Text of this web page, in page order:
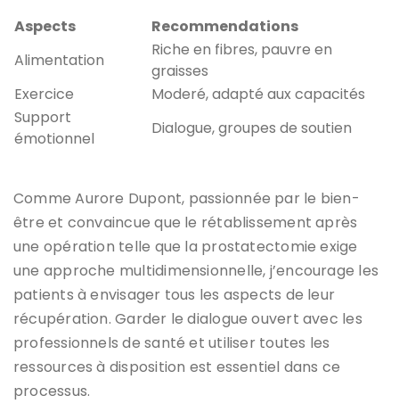
Aspects
Recommendations
Alimentation
Riche en fibres, pauvre en
graisses
Exercice
Moderé, adapté aux capacités
Support
émotionnel
Dialogue, groupes de soutien
Comme Aurore Dupont, passionnée par le bien-
être et convaincue que le rétablissement après
une opération telle que la prostatectomie exige
une approche multidimensionnelle, j’encourage les
patients à envisager tous les aspects de leur
récupération. Garder le dialogue ouvert avec les
professionnels de santé et utiliser toutes les
ressources à disposition est essentiel dans ce
processus.